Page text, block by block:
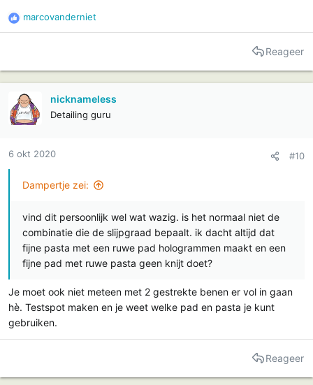
R
e
e
s
marcovanderniet
Reageer
nicknameless
Detailing guru
6 okt 2020 #10
Dampertje zei:
vind dit persoonlijk wel wat wazig. is het normaal niet de
combinatie die de slijpgraad bepaalt. ik dacht altijd dat
fijne pasta met een ruwe pad hologrammen maakt en een
fijne pad met ruwe pasta geen knijt doet?
Je moet ook niet meteen met 2 gestrekte benen er vol in gaan
hè. Testspot maken en je weet welke pad en pasta je kunt
gebruiken.
Reageer